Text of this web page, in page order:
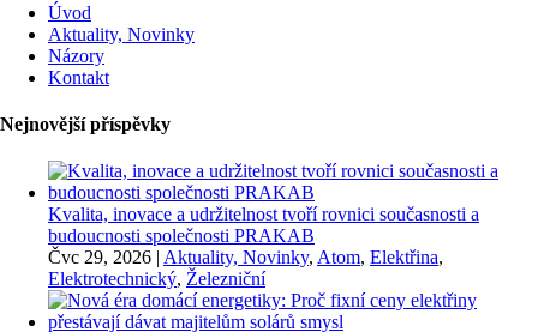
Úvod
Aktuality, Novinky
Názory
Kontakt
Nejnovější příspěvky
Kvalita, inovace a udržitelnost tvoří rovnici současnosti a
budoucnosti společnosti PRAKAB
Čvc 29, 2026 | Aktuality, Novinky, Atom, Elektřina,
Elektrotechnický, Železniční